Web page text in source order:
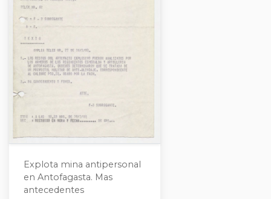
Explota mina antipersonal
en Antofagasta. Mas
antecedentes